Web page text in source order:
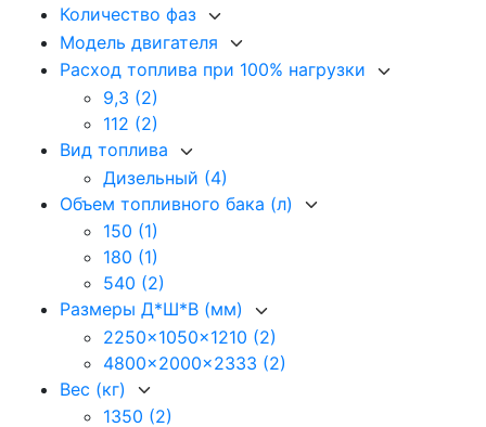
Количество фаз
Модель двигателя
Расход топлива при 100% нагрузки
9,3 (2)
112 (2)
Вид топлива
Дизельный (4)
Объем топливного бака (л)
150 (1)
180 (1)
540 (2)
Размеры Д*Ш*В (мм)
2250x1050x1210 (2)
4800x2000x2333 (2)
Вес (кг)
1350 (2)